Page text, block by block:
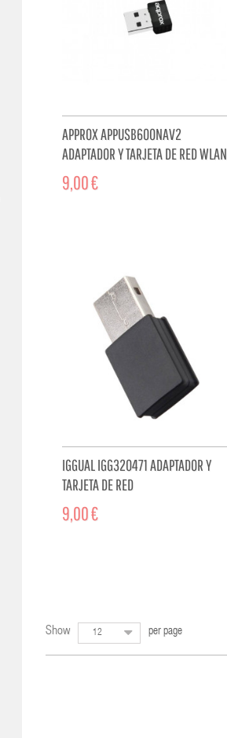
APPROX APPUSB600NAV2
ADAPTADOR Y TARJETA DE RED WLAN
600 MBIT/S APPUSB600NAV2
9,00 €
IGGUAL IGG320471 ADAPTADOR Y
TARJETA DE RED
9,00 €
Show 12 per page